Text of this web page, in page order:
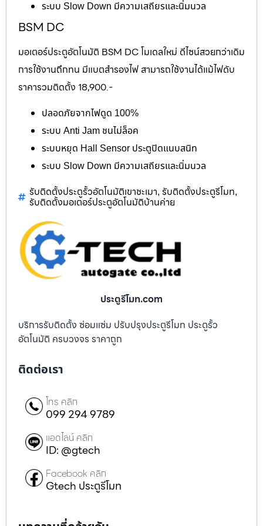
ระบบ Slow Down มีความเสถียรและนิ่มนวล
BSM DC
มอเตอร์ประตูอัตโนมัติ BSM DC โมเดลใหม่ ดีไซน์สวยกว่าเดิม
การใช้งานถึกทน มีแบตสำรองไฟ สามารถใช้งานได้แม้ไฟดับ
ราคารวมติดตั้ง 18,900.-
ปลอดภัยจากไฟดูด 100%
ระบบ Anti Jam ชนไม่ล็อค
ระบบหยุด Hall Sensor ประตูปิดแนบสนิท
ระบบ Slow Down มีความเสถียรและนิ่มนวล
รับติดตั้งประตูรั้วอัตโนมัติเขาชะเมา, รับติดตั้งประตูรีโมท,
รับติดตั้งมอเตอร์ประตูอัตโนมัติบ้านค่าย
ประตูรีโมท.com
บริการรับติดตั้ง ซ่อมแซ่ม ปรับปรุงประตูรีโมท ประตูรั้ว
อัตโนมัติ ครบวงจร ราคาถูก
ติดต่อเรา
โทร คลิก
099 294 9789
แอดไลน์ คลิก
ID: @gtech
Facebook คลิก
Gtech ประตูรีโมท